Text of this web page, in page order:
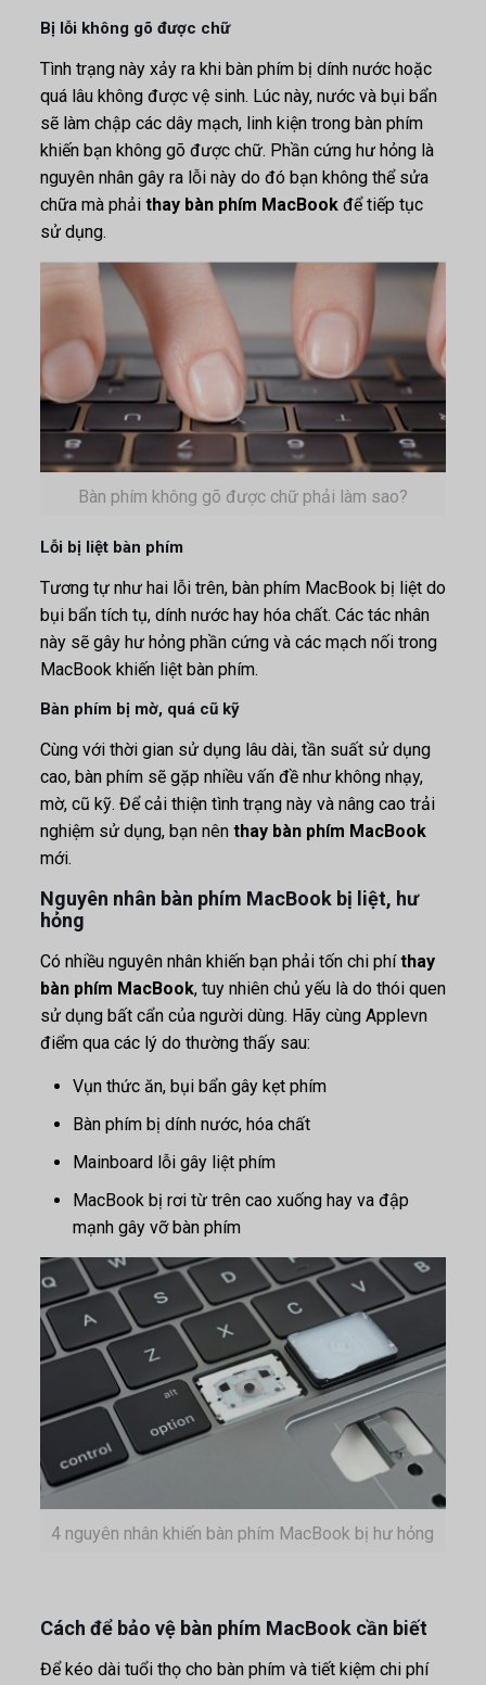
Bị lỗi không gõ được chữ
Tình trạng này xảy ra khi bàn phím bị dính nước hoặc
quá lâu không được vệ sinh. Lúc này, nước và bụi bẩn
sẽ làm chập các dây mạch, linh kiện trong bàn phím
khiến bạn không gõ được chữ. Phần cứng hư hỏng là
nguyên nhân gây ra lỗi này do đó bạn không thể sửa
chữa mà phải thay bàn phím MacBookđể tiếp tục
sử dụng.
Bàn phím không gõ được chữ phải làm sao?
Lỗi bị liệt bàn phím
Tương tự như hai lỗi trên, bàn phím MacBook bị liệt do
bụi bẩn tích tụ, dính nước hay hóa chất. Các tác nhân
này sẽ gây hư hỏng phần cứng và các mạch nối trong
MacBook khiến liệt bàn phím.
Bàn phím bị mờ, quá cũ kỹ
Cùng với thời gian sử dụng lâu dài, tần suất sử dụng
cao, bàn phím sẽ gặp nhiều vấn đề như không nhạy,
mờ, cũ kỹ. Để cải thiện tình trạng này và nâng cao trải
nghiệm sử dụng, bạn nên thay bàn phím MacBook
mới.
Nguyên nhân bàn phím MacBook bị liệt, hư
hỏng
Có nhiều nguyên nhân khiến bạn phải tốn chi phíthay
bàn phím MacBook, tuy nhiên chủ yếu là do thói quen
sử dụng bất cẩn của người dùng. Hãy cùng Applevn
điểm qua các lý do thường thấy sau:
Vụn thức ăn, bụi bẩn gây kẹt phím
Bàn phím bị dính nước, hóa chất
Mainboard lỗi gây liệt phím
MacBook bị rơi từ trên cao xuống hay va đập
mạnh gây vỡ bàn phím
4 nguyên nhân khiến bàn phím MacBook bị hư hỏng
Cách để bảo vệ bàn phím MacBook cần biết
Để kéo dài tuổi thọ cho bàn phím và tiết kiệm chi phí